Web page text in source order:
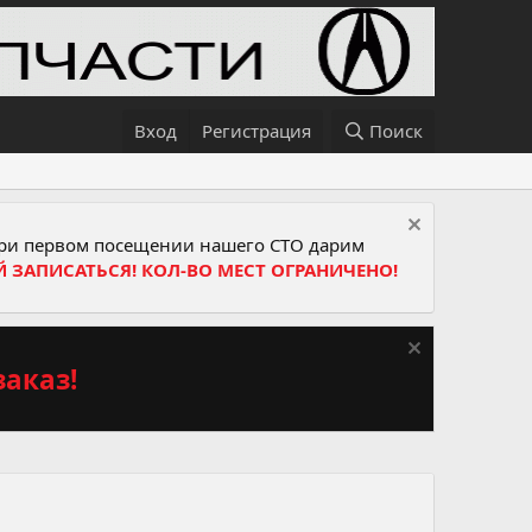
Вход Регистрация Поиск
первом посещении нашего СТО дарим
ЗАПИСАТЬСЯ! КОЛ-ВО МЕСТ ОГРАНИЧЕНО!